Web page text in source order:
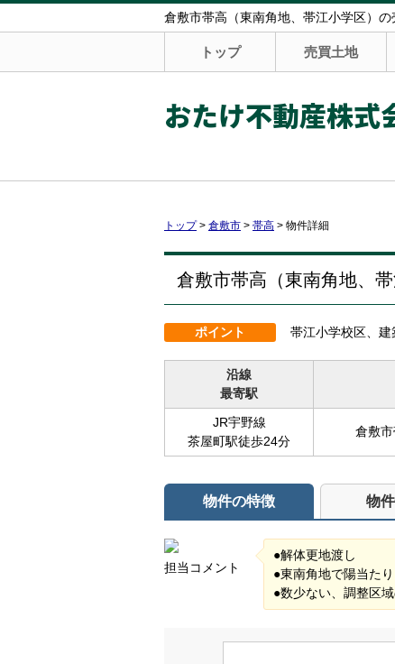
倉敷市帯高（東南角地、帯江小学区）
トップ 売買土地
おたけ不動産株式
トップ> 倉敷市 > 帯高 > 物件詳細
倉敷市帯高（東南角地、
ポイント 帯江小学校区、建
沿線
最寄駅
JR宇野線
茶屋町駅徒歩24分
倉敷市
物件の特徴 物
担当コメント
●解体更地渡し
●東南角地で陽当た
●数少ない、調整区